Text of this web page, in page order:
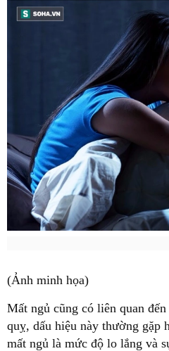
(Ảnh minh họa)
Mất ngủ cũng có liên quan
quỵ, dấu hiệu này thường
mất ngủ là mức độ lo lắng và